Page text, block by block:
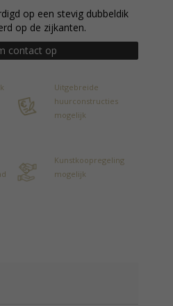
op een stevig dubbeldik
op de zijkanten.
contact op
Uitgebreide
huurconstructies
mogelijk
Kunstkoopregeling
mogelijk